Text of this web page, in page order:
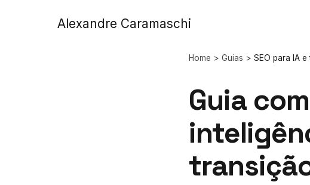
Alexandre Caramaschi
Home > Guias > SEO para IA
Guia